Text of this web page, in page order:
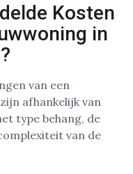
Kosten
in
van een
afhankelijk van
type behang, de
van de